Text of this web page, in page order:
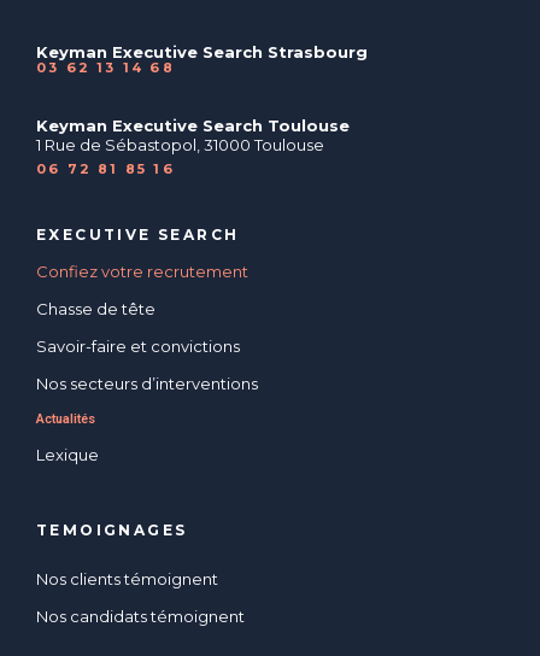
Keyman Executive Search Strasbourg
03 62 13 14 68
Keyman Executive Search Toulouse
1 Rue de Sébastopol, 31000 Toulouse
06 72 81 85 16
EXECUTIVE SEARCH
Confiez votre recrutement
Chasse de tête
Savoir-faire et convictions
Nos secteurs d’interventions
Actualités
Lexique
TEMOIGNAGES
Nos clients témoignent
Nos candidats témoignent